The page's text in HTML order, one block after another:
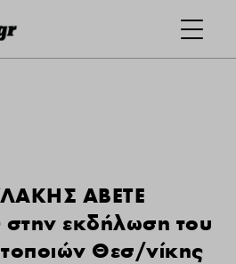
ΑΒΕΤΕ
στην εκδήλωση του
Θεσ/νίκης